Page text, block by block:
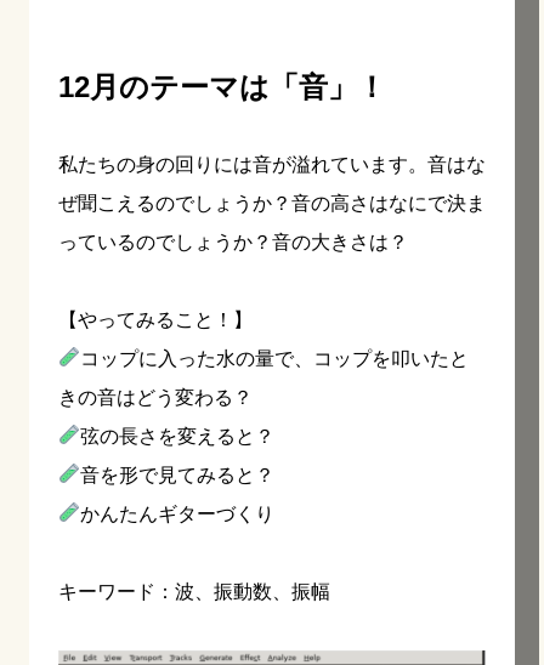
12月のテーマは「音」！
私たちの身の回りには音が溢れています。音はな
ぜ聞こえるのでしょうか？音の高さはなにで決ま
っているのでしょうか？音の大きさは？
【やってみること！】
コップに入った水の量で、コップを叩いたと
きの音はどう変わる？
弦の長さを変えると？
音を形で見てみると？
かんたんギターづくり
キーワード：波、振動数、振幅